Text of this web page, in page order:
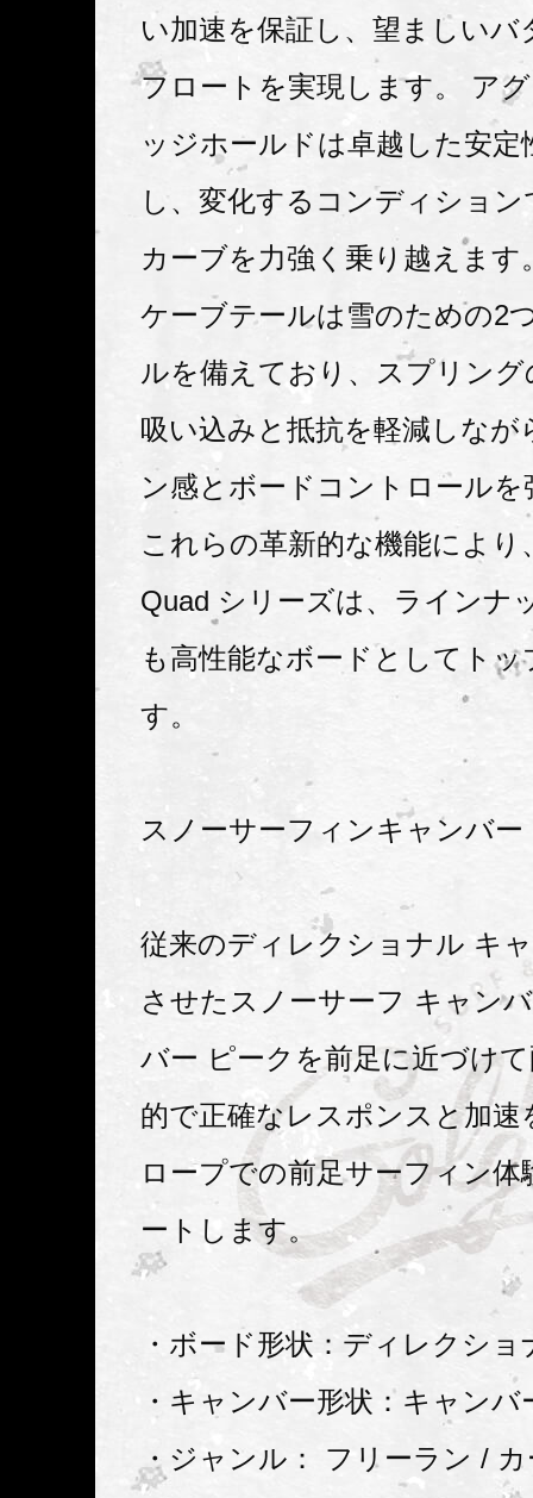
い加速を保証し、望ましいバ
フロートを実現します。 ア
ッジホールドは卓越した安定
し、変化するコンディショ
カーブを力強く乗り越えま
ケーブテールは雪のための2
ルを備えており、スプリン
吸い込みと抵抗を軽減しなが
ン感とボードコントロール
これらの革新的な機能により
Quad シリーズは、ラインナ
も高性能なボードとしてト
す。
スノーサーフィンキャンバー
従来のディレクショナル キ
させたスノーサーフ キャン
バー ピークを前足に近づけ
的で正確なレスポンスと加速
ロープでの前足サーフィン
ートします。
・ボード形状：ディレクショ
・キャンバー形状：キャンバ
・ジャンル： フリーラン /